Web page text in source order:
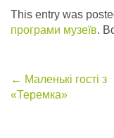
This entry was
програми музеїв.
Post
← Маленькі гості з
«Теремка»